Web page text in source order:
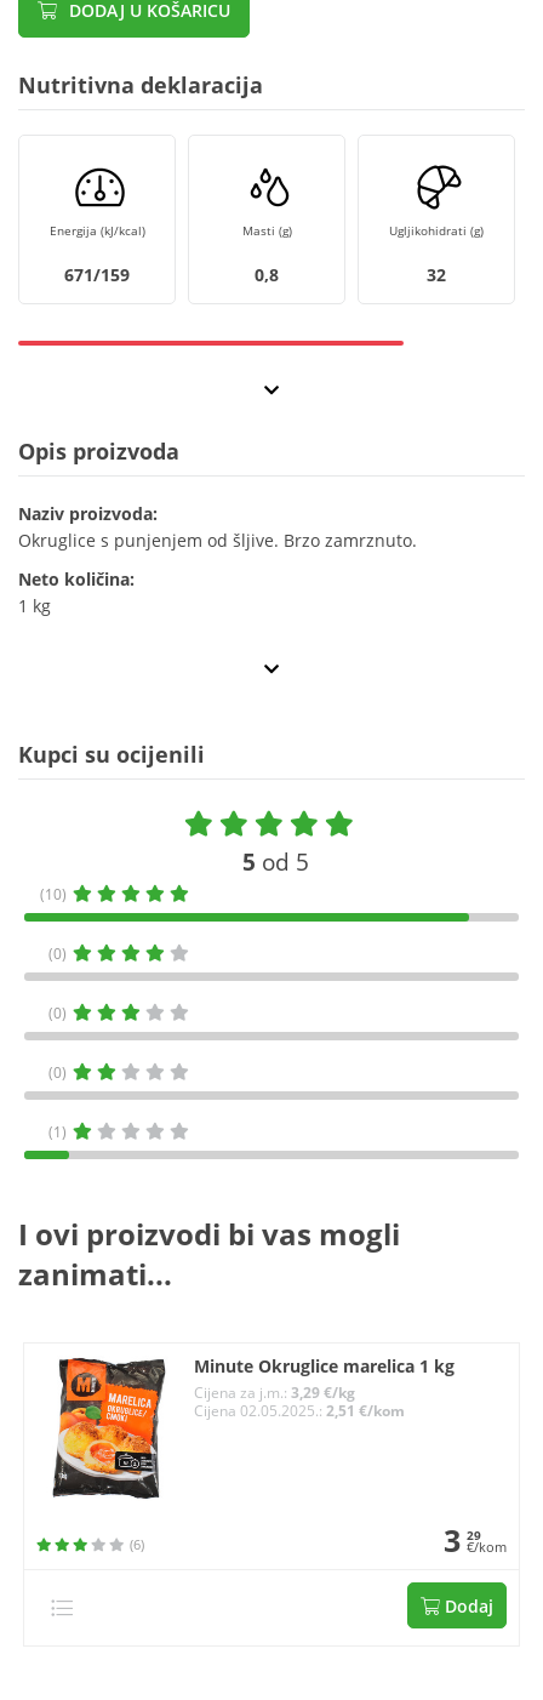
DODAJ U KOŠARICU
Nutritivna deklaracija
Energija (kJ/kcal)
671/159
Masti (g)
0,8
Ugljikohidrati (g)
32
Opis proizvoda
Naziv proizvoda:
Okruglice s punjenjem od šljive. Brzo zamrznuto.
Neto količina:
1 kg
Kupci su ocijenili
5 od 5
(10)
(0)
(0)
(0)
(1)
I ovi proizvodi bi vas mogli
zanimati...
Minute Okruglice marelica 1 kg
Cijena za j.m.:3,29 €/kg
Cijena 02.05.2025.:2,51 €/kom
(6) 3 29
€/kom
Dodaj